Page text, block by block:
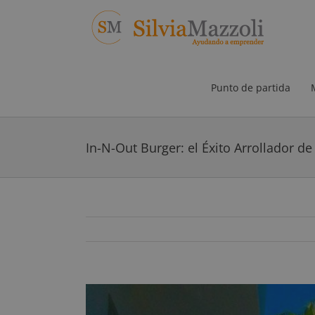
Punto de partida
In-N-Out Burger: el Éxito Arrollador